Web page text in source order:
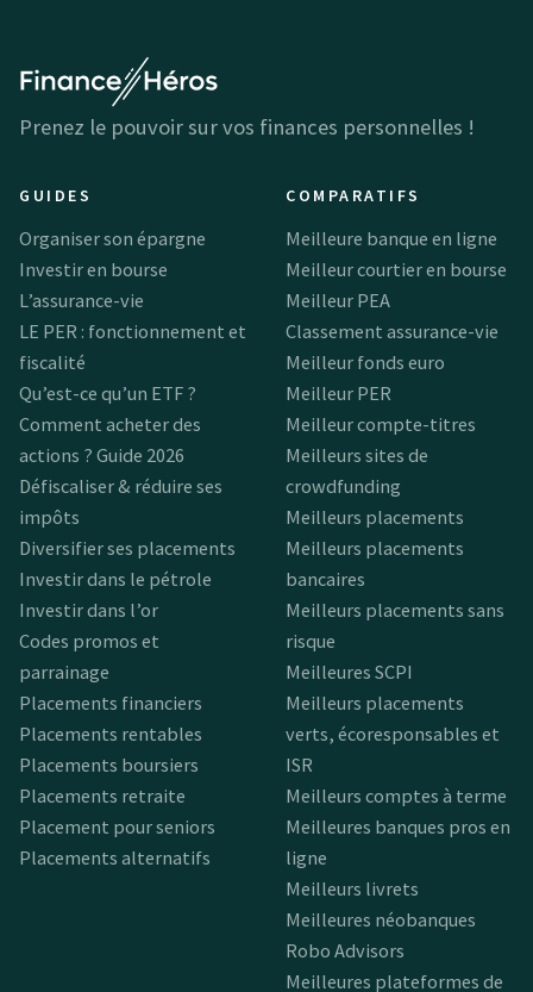
Prenez le pouvoir sur vos finances personnelles !
GUIDES
Organiser son épargne
Investir en bourse
L’assurance-vie
LE PER : fonctionnement et
fiscalité
Qu’est-ce qu’un ETF ?
Comment acheter des
actions ? Guide 2026
Défiscaliser & réduire ses
impôts
Diversifier ses placements
Investir dans le pétrole
Investir dans l’or
Codes promos et
parrainage
Placements financiers
Placements rentables
Placements boursiers
Placements retraite
Placement pour seniors
Placements alternatifs
COMPARATIFS
Meilleure banque en ligne
Meilleur courtier en bourse
Meilleur PEA
Classement assurance-vie
Meilleur fonds euro
Meilleur PER
Meilleur compte-titres
Meilleurs sites de
crowdfunding
Meilleurs placements
Meilleurs placements
bancaires
Meilleurs placements sans
risque
Meilleures SCPI
Meilleurs placements
verts, écoresponsables et
ISR
Meilleurs comptes à terme
Meilleures banques pros en
ligne
Meilleurs livrets
Meilleures néobanques
Robo Advisors
Meilleures plateformes de